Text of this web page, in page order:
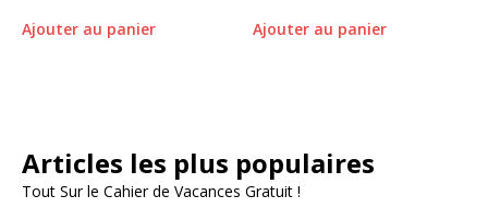
Ajouter au panier Ajouter au panier
Articles les plus populaires
Tout Sur le Cahier de Vacances Gratuit !